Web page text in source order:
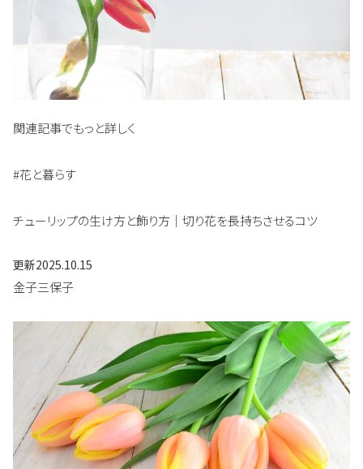
関連記事でもっと詳しく
#花と暮らす
チューリップの生け方と飾り方｜切り花を長持ちさせるコツ
更新2025.10.15
金子三保子